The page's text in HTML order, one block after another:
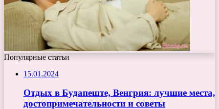
Популярные статьи
15.01.2024
Отдых в Будапеште, Венгрия: лучшие места,
достопримечательности и советы